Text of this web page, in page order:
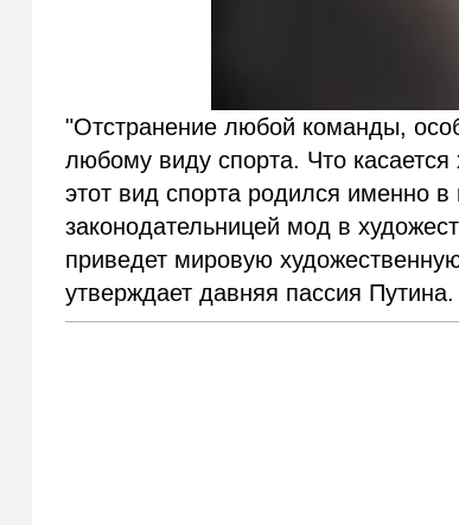
"Отстранение любой команды,
любому виду спорта. Что касается
этот вид спорта родился именно
законодательницей мод в
приведет мировую
утверждает давняя пассия Путина.